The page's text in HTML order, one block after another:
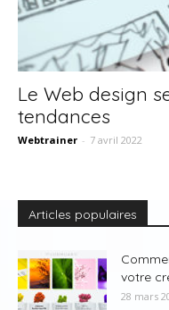
Le Web design
tendances
Webtrainer - 7 avril 2022
Articles populaires
votre
28 mars